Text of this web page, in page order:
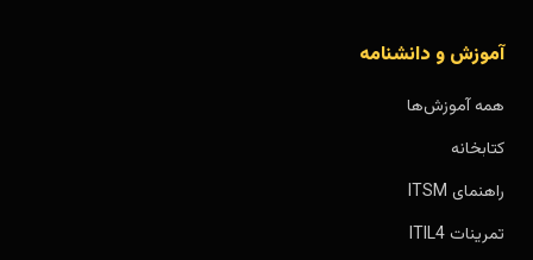
آموزش و دانشنامه
همه آموزش‌ها
کتابخانه
راهنمای ITSM
تمرینات ITIL4